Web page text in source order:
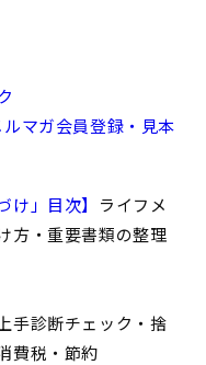
マガ会員登録・見本
け」目次】
ライフメ
方・重要書類の整理
手診断チェック・捨
費税・節約